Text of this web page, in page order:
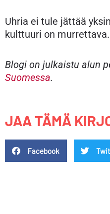
Uhria ei tule jättää
kulttuuri on murrettava.
Blogi on julkaistu alun
Suomessa.
JAA TÄMÄ
Facebook